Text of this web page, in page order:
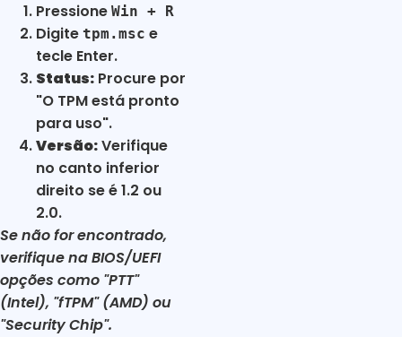
Pressione Win + R
Digite tpm.msc e
tecle Enter.
Status: Procure por
"O TPM está pronto
para uso".
Versão:Verifique
no canto inferior
direito se é 1.2 ou
2.0.
Se não for encontrado,
verifique na BIOS/UEFI
opções como "PTT"
(Intel), "fTPM" (AMD) ou
"Security Chip".